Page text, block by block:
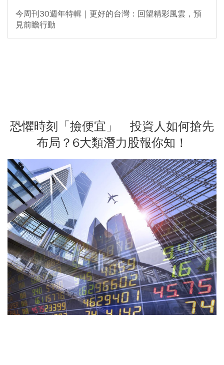
今周刊30週年特輯｜更好的台灣：回望精彩風雲，預
見前瞻行動
恐懼時刻「撿便宜」 投資人如何搶先
布局？6大類潛力股報你知！